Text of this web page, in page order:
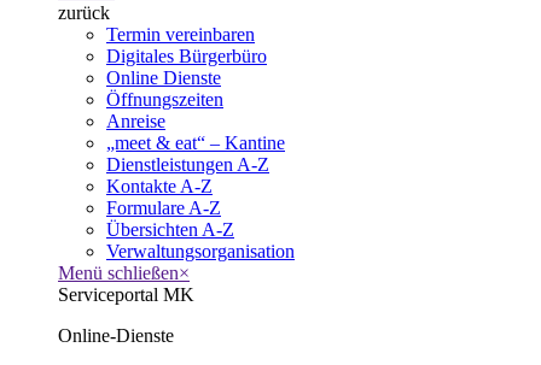
zurück
Termin vereinbaren
Digitales Bürgerbüro
Online Dienste
Öffnungszeiten
Anreise
„meet & eat“ – Kantine
Dienstleistungen A-Z
Kontakte A-Z
Formulare A-Z
Übersichten A-Z
Verwaltungsorganisation
Menü schließen×
Serviceportal MK
Online-Dienste